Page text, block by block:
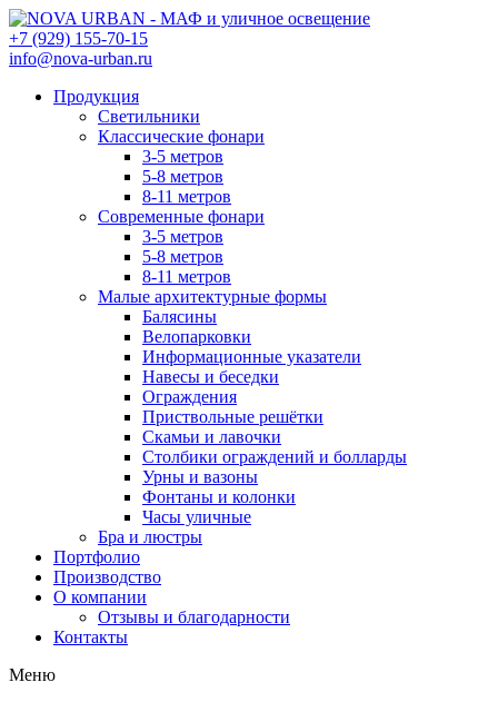
+7 (929) 155-70-15
info@nova-urban.ru
Продукция
Светильники
Классические фонари
3-5 метров
5-8 метров
8-11 метров
Современные фонари
3-5 метров
5-8 метров
8-11 метров
Малые архитектурные формы
Балясины
Велопарковки
Информационные указатели
Навесы и беседки
Ограждения
Приствольные решётки
Скамьи и лавочки
Столбики ограждений и болларды
Урны и вазоны
Фонтаны и колонки
Часы уличные
Бра и люстры
Портфолио
Производство
О компании
Отзывы и благодарности
Контакты
Меню